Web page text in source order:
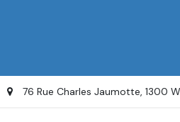
76 Rue Charles Jaumotte, 1300